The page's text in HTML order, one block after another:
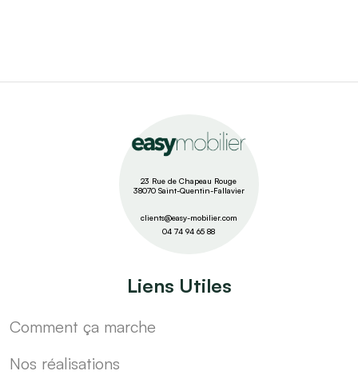
23 Rue de Chapeau Rouge
38070 Saint-Quentin-Fallavier
clients@easy-mobilier.com
04 74 94 65 88
Liens Utiles
Comment ça marche
Nos réalisations